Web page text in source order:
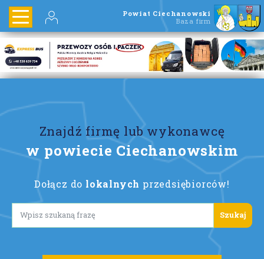
Powiat Ciechanowski
Baza firm
Znajdź firmę lub wykonawcę
w powiecie Ciechanowskim
Dołącz do lokalnych przedsiębiorców!
Lorem ipsum